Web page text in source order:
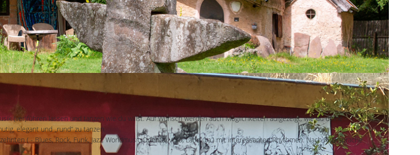
(ver)führen lassen und tanzen wie du willst. Auf Wunsch werden auch Möglichkeiten aufgezeigt, wie du deine
elegant und „rund“ zu tanzen.
( - Blues, Rock, Funk, Jazz, Worldmusic,Oriental, Afro, Latin u.a.) mit interessanten Rhythmen. Nach Rücksprache